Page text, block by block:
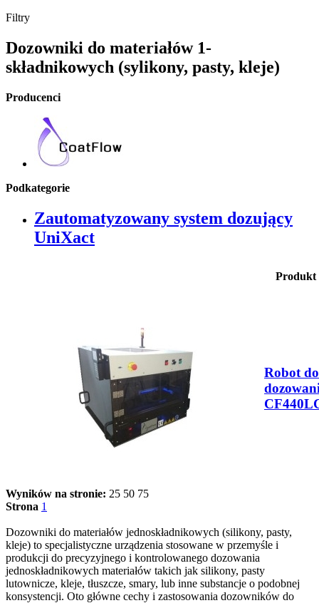
Filtry
Dozowniki do materiałów 1-
składnikowych (sylikony, pasty, kleje)
Producenci
Podkategorie
Zautomatyzowany system dozujący
UniXact
Produkt
Robot do
Wyników na stronie: 25 50 75
Strona 1
Dozowniki do materiałów jednoskładnikowych (silikony, pasty,
kleje) to specjalistyczne urządzenia stosowane w przemyśle i
produkcji do precyzyjnego i kontrolowanego dozowania
jednoskładnikowych materiałów takich jak silikony, pasty
lutownicze, kleje, tłuszcze, smary, lub inne substancje o podobnej
konsystencji. Oto główne cechy i zastosowania dozowników do